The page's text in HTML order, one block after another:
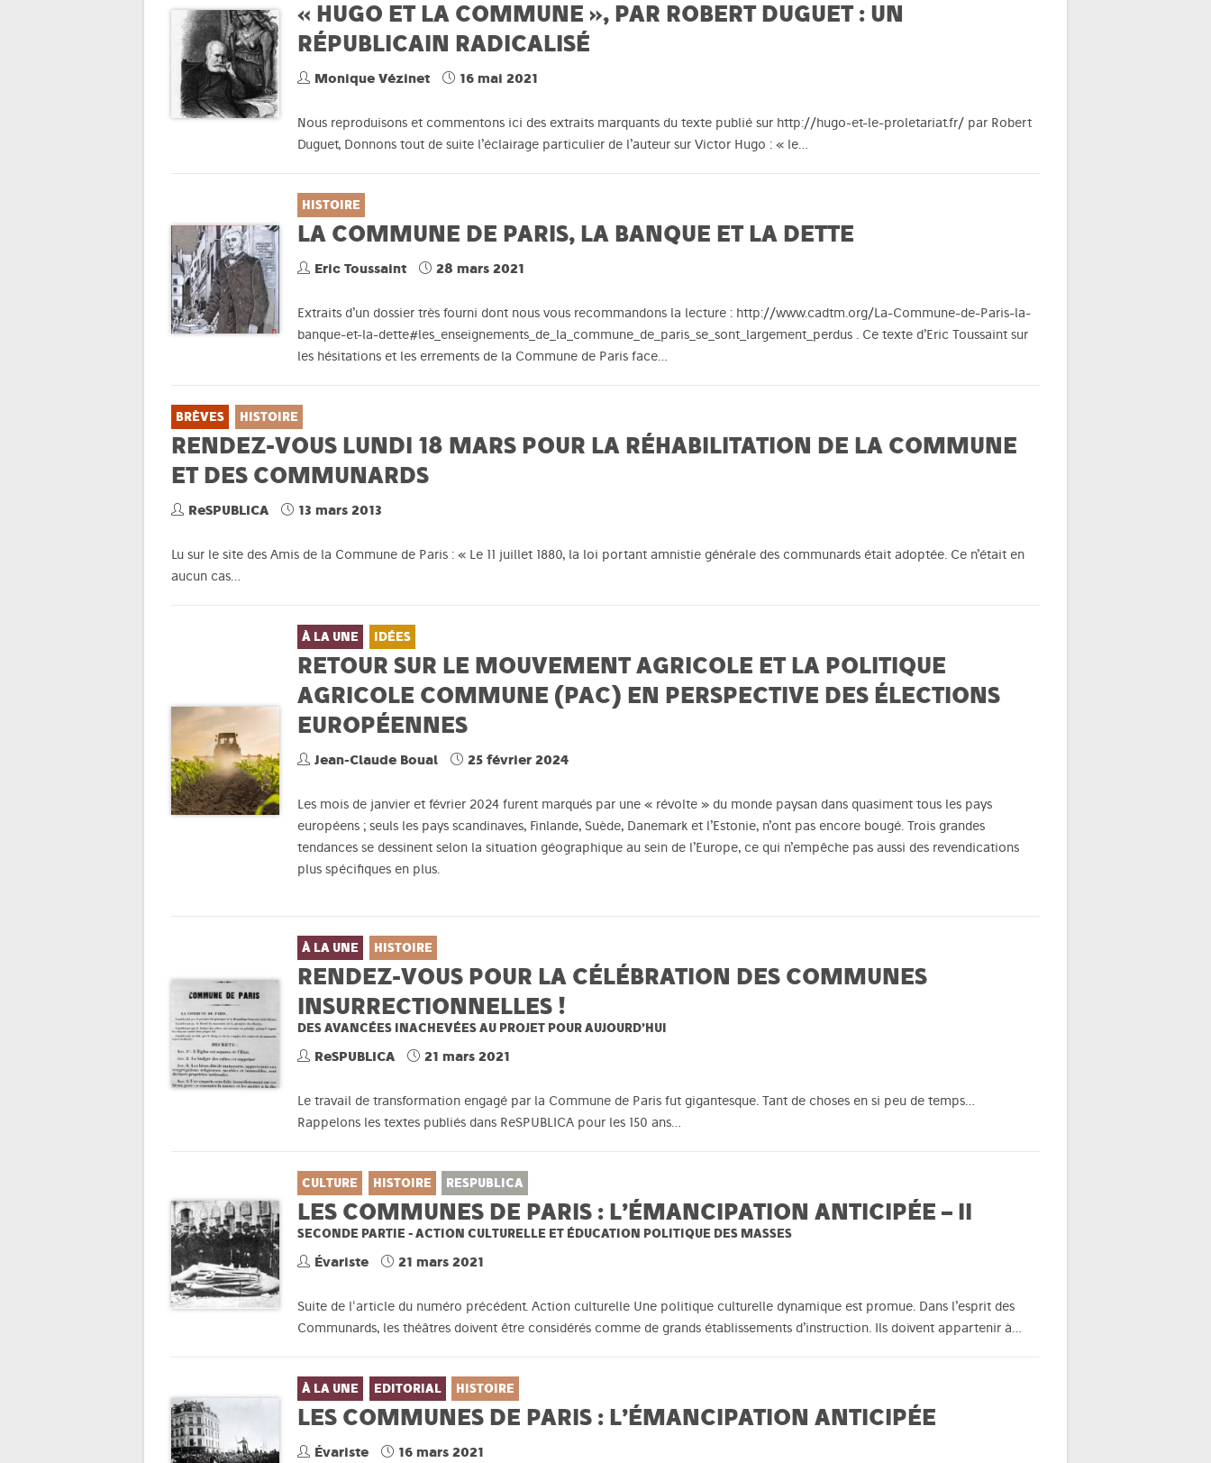
« HUGO ET LA COMMUNE », PAR ROBERT DUGUET : UN
RÉPUBLICAIN RADICALISÉ
Monique Vézinet 16 mai 2021
Nous reproduisons et commentons ici des extraits marquants du texte publié sur http://hugo-et-le-proletariat.fr/ par Robert
Duguet, Donnons tout de suite l’éclairage particulier de l’auteur sur Victor Hugo : « le…
HISTOIRE
LA COMMUNE DE PARIS, LA BANQUE ET LA DETTE
Eric Toussaint 28 mars 2021
Extraits d’un dossier très fourni dont nous vous recommandons la lecture : http://www.cadtm.org/La-Commune-de-Paris-la-
banque-et-la-dette#les_enseignements_de_la_commune_de_paris_se_sont_largement_perdus . Ce texte d’Eric Toussaint sur
les hésitations et les errements de la Commune de Paris face…
BRÈVES HISTOIRE
RENDEZ-VOUS LUNDI 18 MARS POUR LA RÉHABILITATION DE LA COMMUNE
ET DES COMMUNARDS
ReSPUBLICA 13 mars 2013
Lu sur le site des Amis de la Commune de Paris : « Le 11 juillet 1880, la loi portant amnistie générale des communards était adoptée. Ce n’était en
aucun cas…
À LA UNE IDÉES
RETOUR SUR LE MOUVEMENT AGRICOLE ET LA POLITIQUE
AGRICOLE COMMUNE (PAC) EN PERSPECTIVE DES ÉLECTIONS
EUROPÉENNES
Jean-Claude Boual 25 février 2024
Les mois de janvier et février 2024 furent marqués par une « révolte » du monde paysan dans quasiment tous les pays
européens ; seuls les pays scandinaves, Finlande, Suède, Danemark et l’Estonie, n’ont pas encore bougé. Trois grandes
tendances se dessinent selon la situation géographique au sein de l’Europe, ce qui n’empêche pas aussi des revendications
plus spécifiques en plus.
À LA UNE HISTOIRE
RENDEZ-VOUS POUR LA CÉLÉBRATION DES COMMUNES
INSURRECTIONNELLES !
DES AVANCÉES INACHEVÉES AU PROJET POUR AUJOURD’HUI
ReSPUBLICA 21 mars 2021
Le travail de transformation engagé par la Commune de Paris fut gigantesque. Tant de choses en si peu de temps…
Rappelons les textes publiés dans ReSPUBLICA pour les 150 ans…
CULTURE HISTOIRE RESPUBLICA
LES COMMUNES DE PARIS : L’ÉMANCIPATION ANTICIPÉE – II
SECONDE PARTIE - ACTION CULTURELLE ET ÉDUCATION POLITIQUE DES MASSES
Évariste 21 mars 2021
Suite de l'article du numéro précédent. Action culturelle Une politique culturelle dynamique est promue. Dans l’esprit des
Communards, les théâtres doivent être considérés comme de grands établissements d’instruction. Ils doivent appartenir à…
À LA UNE EDITORIAL HISTOIRE
LES COMMUNES DE PARIS : L’ÉMANCIPATION ANTICIPÉE
Évariste 16 mars 2021